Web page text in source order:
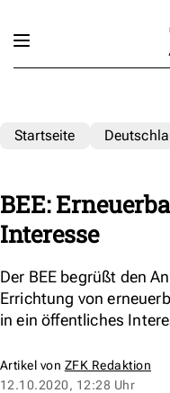
Startseite
BEE:
Interesse
Der BEE begrüßt den
Errichtung von
in ein öffentliches
Artikel von ZFK Redaktion
12.10.2020, 12:28 Uhr